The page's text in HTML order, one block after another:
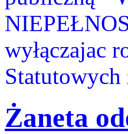
wyłączajac
Statutowych
Żaneta